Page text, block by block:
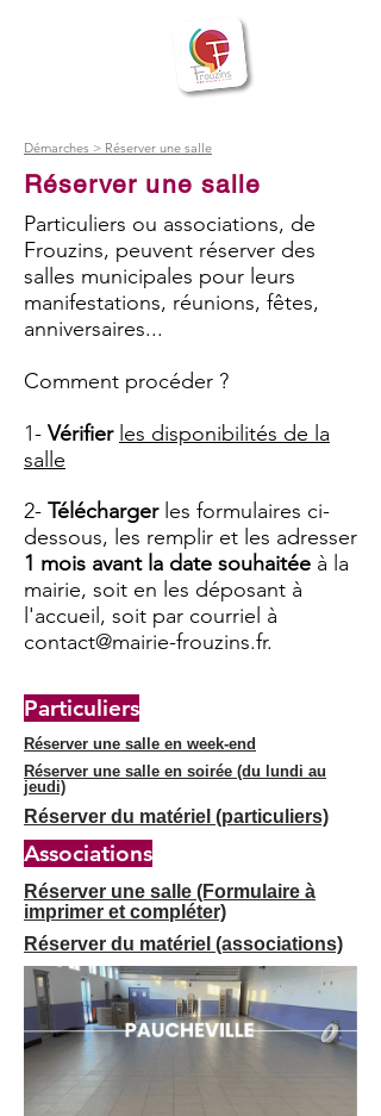
Démarches > Réserver une salle
Réserver une salle
Particuliers ou associations, de
Frouzins, peuvent réserver des
salles municipales pour leurs
manifestations, réunions, fêtes,
anniversaires...
Comment procéder ?
1- Vérifier les disponibilités de la
salle
2- Télécharger les formulaires ci-
dessous, les remplir et les adresser
1 mois avant la date souhaitée à la
mairie, soit en les déposant à
l'accueil, soit par courriel à
contact@mairie-frouzins.fr.
Particuliers
Réserver une salle en week-end
Réserver une salle en soirée (du lundi au
jeudi)
Réserver du matériel (particuliers)
Associations
Réserver une salle (Formulaire à
imprimer et compléter)
Réserver du matériel (associations)